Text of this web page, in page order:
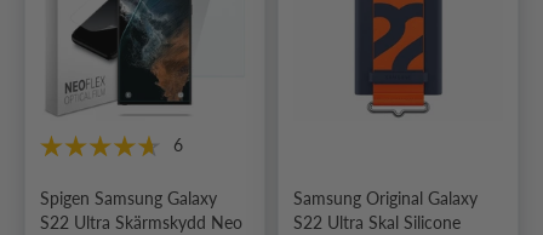
6
Spigen Samsung Galaxy
S22 Ultra Skärmskydd Neo
Samsung Original Galaxy
S22 Ultra Skal Silicone